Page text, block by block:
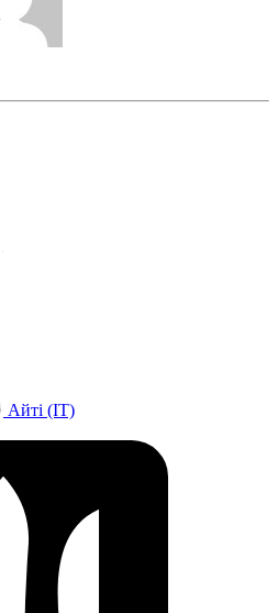
Айті (IT)